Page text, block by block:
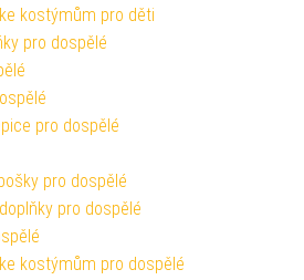
kostýmům pro děti
pro dospělé
pro dospělé
pro dospělé
pro dospělé
kostýmům pro dospělé